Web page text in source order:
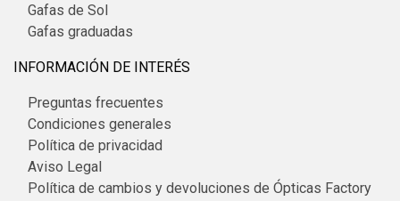
Gafas de Sol
Gafas graduadas
INFORMACIÓN DE INTERÉS
Preguntas frecuentes
Condiciones generales
Política de privacidad
Aviso Legal
Política de cambios y devoluciones de Ópticas Factory